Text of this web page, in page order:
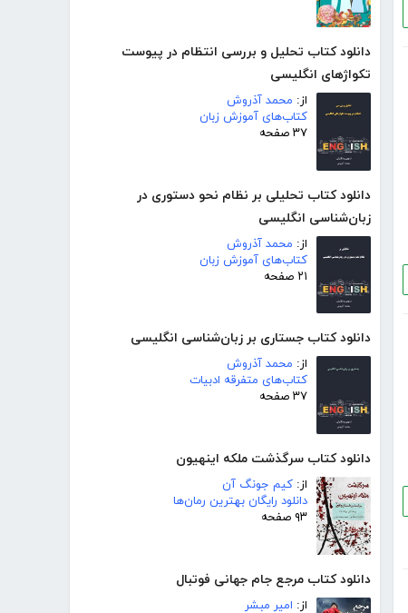
دانلود کتاب تحلیل و بررسی انتظام در پیوست
تکواژهای انگلیسی
از: محمد آذروش
کتاب‌های آموزش زبان
۳۷ صفحه
دانلود کتاب تحلیلی بر نظام نحو دستوری در
زبان‌شناسی انگلیسی
از: محمد آذروش
کتاب‌های آموزش زبان
۲۱ صفحه
دانلود کتاب جستاری بر زبان‌شناسی انگلیسی
از: محمد آذروش
کتاب‌های متفرقه ادبیات
۳۷ صفحه
دانلود کتاب سرگذشت ملکه اینهیون
از: کیم جونگ آن
دانلود رایگان بهترین رمان‌ها
۹۳ صفحه
دانلود کتاب مرجع جام جهانی فوتبال
از: امیر مبشر